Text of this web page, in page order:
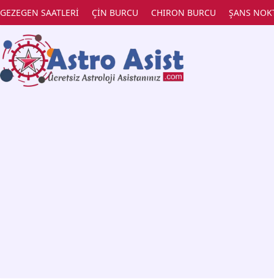
GEZEGEN SAATLERİ ÇİN BURCU CHIRON BURCU ŞANS